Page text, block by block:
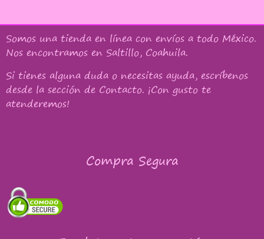
Somos una tienda en línea con envíos a todo México.
Nos encontramos en Saltillo, Coahuila.
Si tienes alguna duda o necesitas ayuda, escríbenos
desde la sección de Contacto. ¡Con gusto te
atenderemos!
Compra Segura